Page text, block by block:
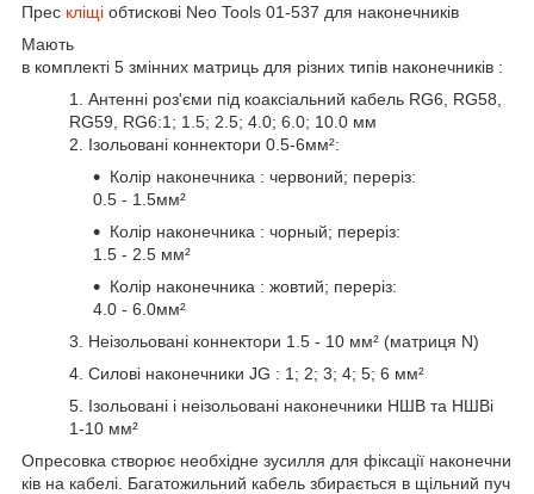
Прес кліщі обтискові Neo Tools 01-537 для наконечників
Мають
в комплекті 5 змінних матриць для різних типів наконечників :
1. Антенні роз'єми під коаксіальний кабель RG6, RG58,
RG59, RG6:1; 1.5; 2.5; 4.0; 6.0; 10.0 мм
2. Ізольовані коннектори 0.5-6мм²:
Колір наконечника : червоний; переріз:
0.5 - 1.5мм²
Колір наконечника : чорный; переріз:
1.5 - 2.5 мм²
Колір наконечника : жовтий; переріз:
4.0 - 6.0мм²
3. Неізольовані коннектори 1.5 - 10 мм² (матриця N)
4. Силові наконечники JG : 1; 2; 3; 4; 5; 6 мм²
5. Ізольовані і неізольовані наконечники НШВ та НШВі
1-10 мм²
Опресовка створює необхідне зусилля для фіксації наконечни
ків на кабелі. Багатожильний кабель збирається в щільний пуч